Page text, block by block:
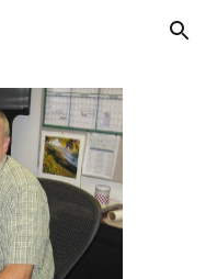
Skip to navigation